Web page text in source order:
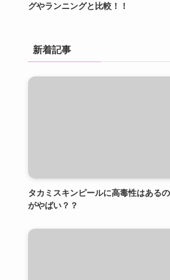
グやランニングと比較！！
新着記事
タカミスキンピールに高毒性はある
がやばい？？